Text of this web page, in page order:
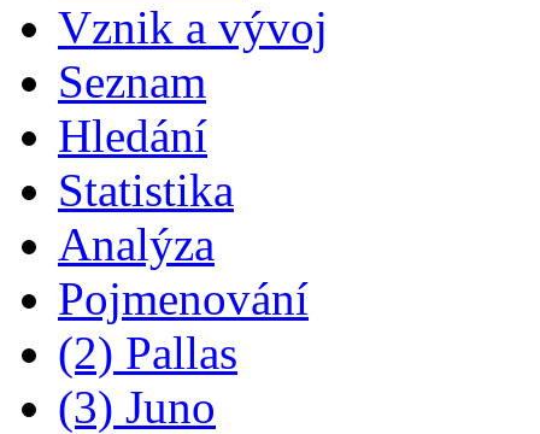
Vznik a vývoj
Seznam
Hledání
Statistika
Analýza
Pojmenování
(2) Pallas
(3) Juno